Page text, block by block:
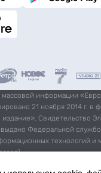
массовой информации
21 ноября 2014 г. в
издание». Свидетельство
выдано Федеральной
технологий и